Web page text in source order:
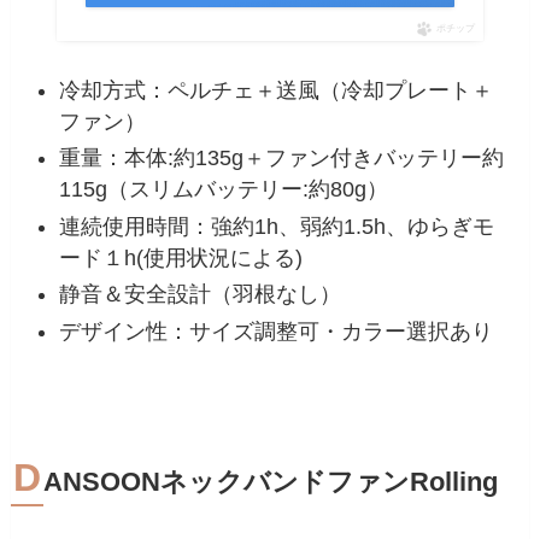
ポチップ
冷却方式：ペルチェ＋送風（冷却プレート＋
ファン）
重量：本体:約135g＋ファン付きバッテリー約
115g（スリムバッテリー:約80g）
連続使用時間：強約1h、弱約1.5h、ゆらぎモ
ード１h(使用状況による)
静音＆安全設計（羽根なし）
デザイン性：サイズ調整可・カラー選択あり
DANSOONネックバンドファンRolling